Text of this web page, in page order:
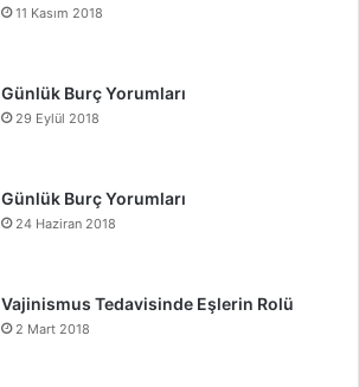
11 Kasım 2018
Günlük Burç Yorumları
29 Eylül 2018
Günlük Burç Yorumları
24 Haziran 2018
Vajinismus Tedavisinde Eşlerin Rolü
2 Mart 2018